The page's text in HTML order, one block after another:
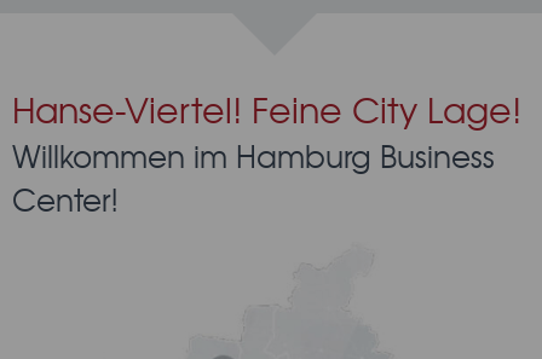
Hanse-Viertel! Feine City Lage!
Willkommen im Hamburg Business
Center!